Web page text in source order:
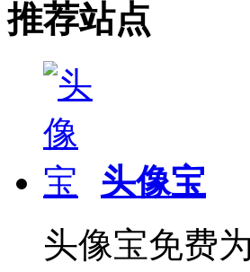
推荐站点
头像宝
头像宝免费